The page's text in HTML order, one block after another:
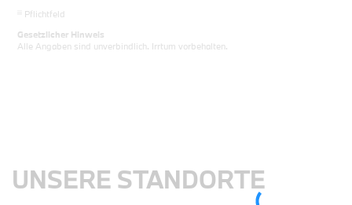
Pflichtfeld
Gesetzlicher Hinweis
Alle Angaben sind unverbindlich. Irrtum vorbehalten.
UNSERE STANDORTE